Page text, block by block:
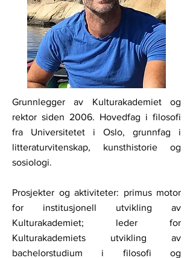
Grunnlegger av Kulturakademiet og
rektor siden 2006. Hovedfag i filosofi
fra Universitetet i Oslo, grunnfag i
litteraturvitenskap, kunsthistorie og
sosiologi.
Prosjekter og aktiviteter: primus motor
for institusjonell utvikling av
Kulturakademiet; leder for
Kulturakademiets utvikling av
bachelorstudium i filosofi og